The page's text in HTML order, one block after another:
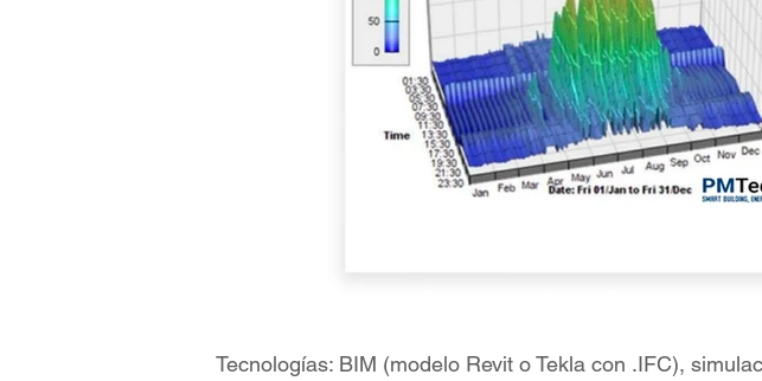
Tecnologías: BIM (modelo Revit o Tekla con .IFC),